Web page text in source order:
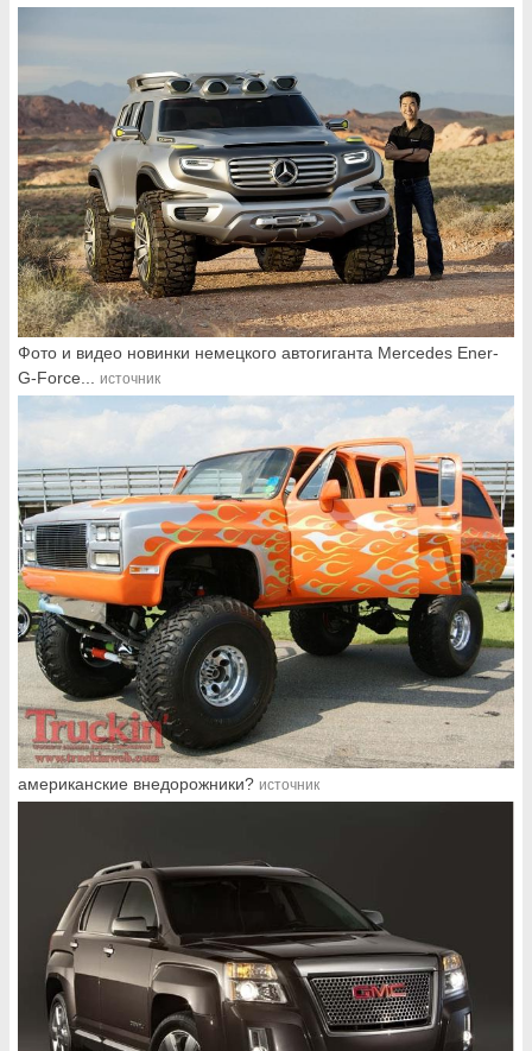
Фото и видео новинки немецкого автогиганта Mercedes Ener-
G-Force... источник
американские внедорожники? источник